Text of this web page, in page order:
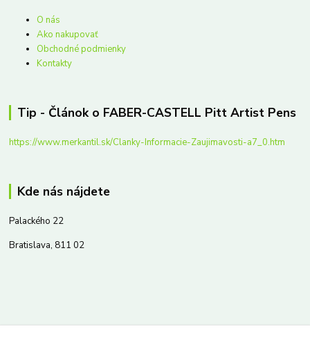
O nás
Ako nakupovať
Obchodné podmienky
Kontakty
Tip - Článok o FABER-CASTELL Pitt Artist Pens
https://www.merkantil.sk/Clanky-Informacie-Zaujimavosti-a7_0.htm
Kde nás nájdete
Palackého 22
Bratislava, 811 02